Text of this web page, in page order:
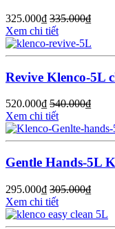
325.000₫ 335.000₫
Xem chi tiết
Revive Klenco-5L
520.000₫ 540.000₫
Xem chi tiết
Gentle Hands-5L
295.000₫ 305.000₫
Xem chi tiết